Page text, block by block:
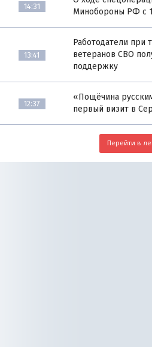
14:31
Минобороны РФ с 1
13:41
Работодатели при
ветеранов СВО
поддержку
12:37
«Пощёчина
первый визит в
Перейти в